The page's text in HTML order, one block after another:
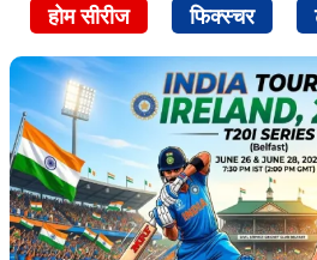
होम सीरीज फिक्स्चर